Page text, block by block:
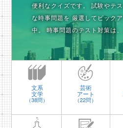
便利なクイズです。
試験やテ
な時事問題を 厳選してピック
中。
時事問題のテスト対策は
文系
文学
（38問）
芸術
アート
（22問）